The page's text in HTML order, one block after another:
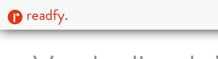
readfy.